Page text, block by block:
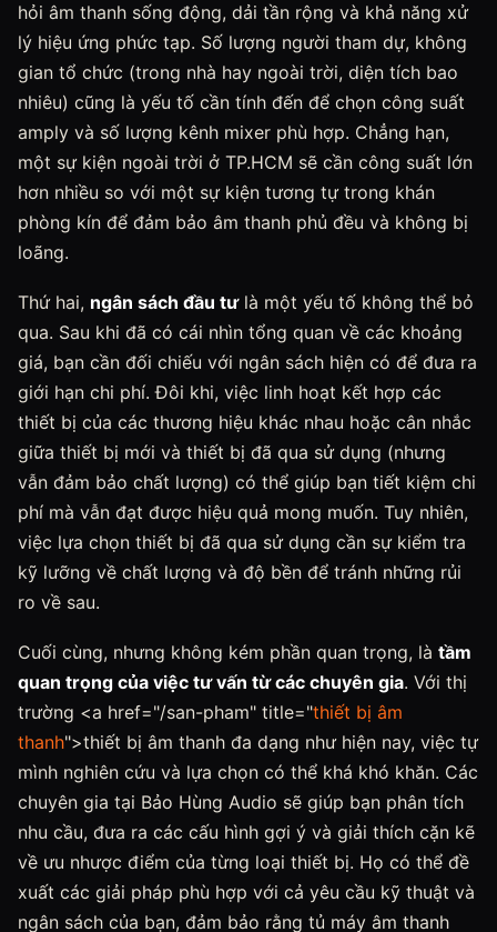
hỏi âm thanh sống động, dải tần rộng và khả năng xử
lý hiệu ứng phức tạp. Số lượng người tham dự, không
gian tổ chức (trong nhà hay ngoài trời, diện tích bao
nhiêu) cũng là yếu tố cần tính đến để chọn công suất
amply và số lượng kênh mixer phù hợp. Chẳng hạn,
một sự kiện ngoài trời ở TP.HCM sẽ cần công suất lớn
hơn nhiều so với một sự kiện tương tự trong khán
phòng kín để đảm bảo âm thanh phủ đều và không bị
loãng.
Thứ hai, ngân sách đầu tưlà một yếu tố không thể bỏ
qua. Sau khi đã có cái nhìn tổng quan về các khoảng
giá, bạn cần đối chiếu với ngân sách hiện có để đưa ra
giới hạn chi phí. Đôi khi, việc linh hoạt kết hợp các
thiết bị của các thương hiệu khác nhau hoặc cân nhắc
giữa thiết bị mới và thiết bị đã qua sử dụng (nhưng
vẫn đảm bảo chất lượng) có thể giúp bạn tiết kiệm chi
phí mà vẫn đạt được hiệu quả mong muốn. Tuy nhiên,
việc lựa chọn thiết bị đã qua sử dụng cần sự kiểm tra
kỹ lưỡng về chất lượng và độ bền để tránh những rủi
ro về sau.
Cuối cùng, nhưng không kém phần quan trọng, là tầm
quan trọng của việc tư vấn từ các chuyên gia. Với thị
trường <a href="/san-pham" title="thiết bị âm
thanh">thiết bị âm thanh đa dạng như hiện nay, việc tự
mình nghiên cứu và lựa chọn có thể khá khó khăn. Các
chuyên gia tại Bảo Hùng Audio sẽ giúp bạn phân tích
nhu cầu, đưa ra các cấu hình gợi ý và giải thích cặn kẽ
về ưu nhược điểm của từng loại thiết bị. Họ có thể đề
xuất các giải pháp phù hợp với cả yêu cầu kỹ thuật và
ngân sách của bạn, đảm bảo rằng tủ máy âm thanh